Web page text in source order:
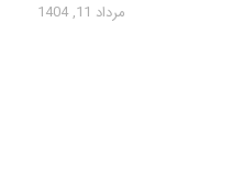
مرداد 11, 1404